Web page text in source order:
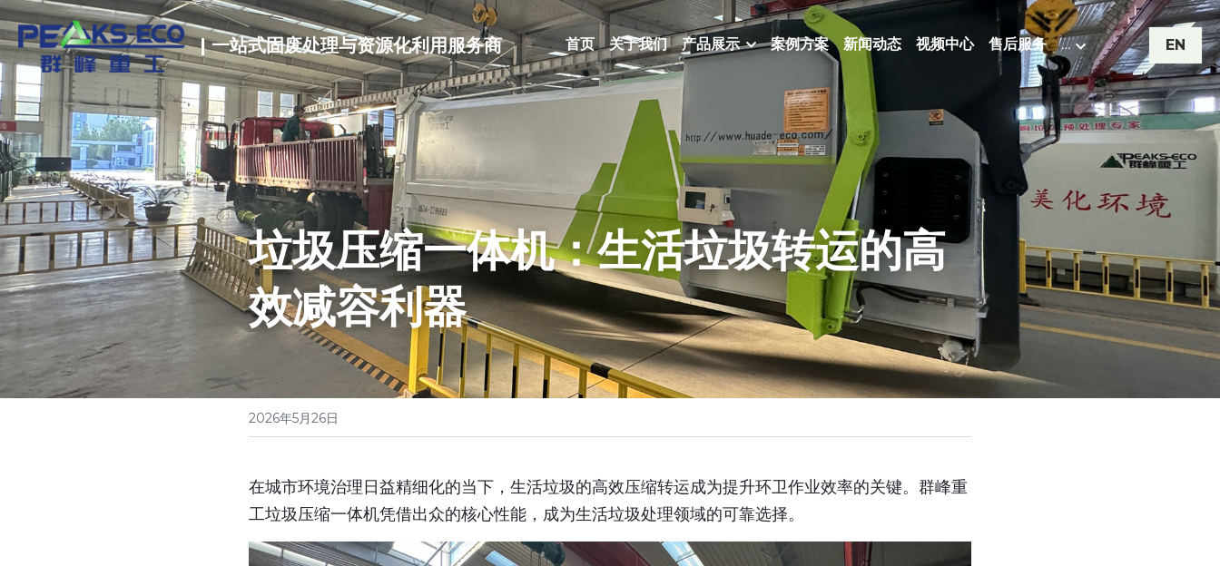
| 一站式固废处理与资源化利用服务商 首页 关于我们 产品展示 案例方案 新闻动态 视频中心 售后服务 … EN
垃圾压缩一体机：生活垃圾转运的高
效减容利器
2026年5月26日
在城市环境治理日益精细化的当下，生活垃圾的高效压缩转运成为提升环卫作业效率的关键。群峰重
工垃圾压缩一体机凭借出众的核心性能，成为生活垃圾处理领域的可靠选择。​